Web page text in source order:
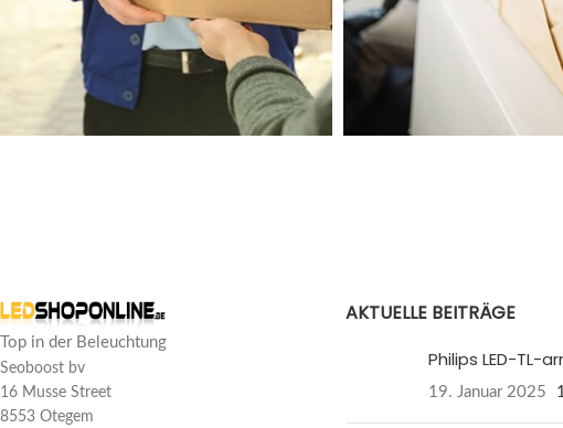
Top in der Beleuchtung
Seoboost bv
16 Musse Street
8553 Otegem
AKTUELLE BEITRÄGE
Philips LED-TL-
19. Januar 2025